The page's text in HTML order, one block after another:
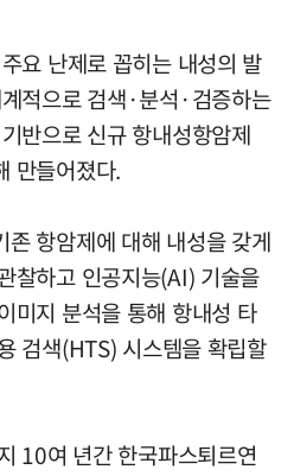
요 난제로 꼽히는 내성의 발
적으로 검색·분석·검증하는
반으로 신규 항내성항암제
만들어졌다.
존 항암제에 대해 내성을 갖게
찰하고 인공지능(AI) 기술을
미지 분석을 통해 항내성 타
검색(HTS) 시스템을 확립할
10여 년간 한국파스퇴르연